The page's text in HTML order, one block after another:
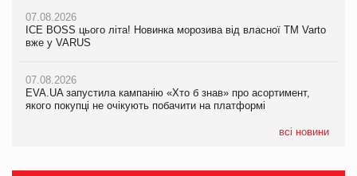
07.08.2026
ICE BOSS цього літа! Новинка морозива від власної ТМ Varto
вже у VARUS
07.08.2026
EVA.UA запустила кампанію «Хто б знав» про асортимент,
якого покупці не очікують побачити на платформі
всі новини
07.08.2026
ICE BOSS цього літа! Новинка морозива від власної ТМ Varto
вже у VARUS
07.08.2026
EVA.UA запустила кампанію «Хто б знав» про асортимент,
якого покупці не очікують побачити на платформі
Продажі Hugo Boss впали на 9%